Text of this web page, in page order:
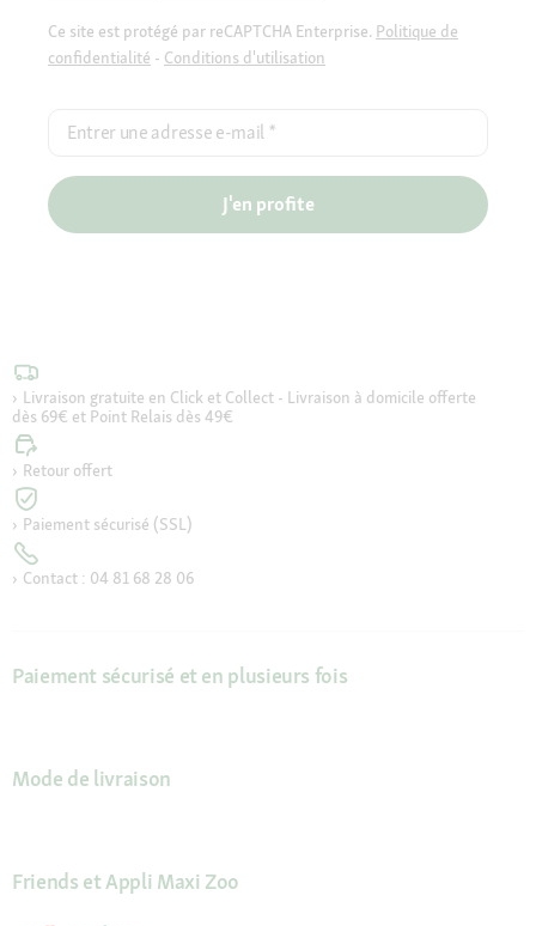
Ce site est protégé par reCAPTCHA Enterprise. Politique de
confidentialité - Conditions d'utilisation
Entrer une adresse e-mail *
J'en profite
Livraison gratuite en Click et Collect - Livraison à domicile offerte
dès 69€ et Point Relais dès 49€
Retour offert
Paiement sécurisé (SSL)
Contact : 04 81 68 28 06
Paiement sécurisé et en plusieurs fois
Mode de livraison
Friends et Appli Maxi Zoo